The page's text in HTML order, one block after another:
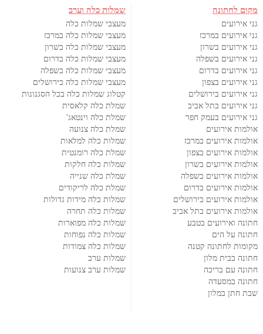
מקום לחתונה
גני אירועים
גני אירועים במרכז
גני אירועים בשרון
גני אירועים בשפלה
גני אירועים בדרום
גני אירועים בצפון
גני אירועים בירושלים
גני אירועים בתל אביב
גני אירועים בעמק חפר
אולמות אירועים
אולמות אירועים במרכז
אולמות אירועים בצפון
אולמות אירועים בשרון
אולמות אירועים בשפלה
אולמות אירועים בדרום
אולמות אירועים בירושלים
אולמות אירועים בתל אביב
חתונה ואירועים בטבע
חתונה על הים
מקומות לחתונה קטנה
חתונה בבית מלון
חתונה עם בריכה
חתונה במסעדה
שבת חתן במלון
שמלות כלה וערב
מעצבי שמלות כלה
מעצבי שמלות כלה במרכז
מעצבי שמלות כלה בשרון
מעצבי שמלות כלה בדרום
מעצבי שמלות כלה בשפלה
מעצבי שמלות כלה בירושלים
קטלוג שמלות כלה בכל הסגנונות
שמלת כלה קלאסית
שמלת כלה וינטאג'
שמלת כלה צנועה
שמלות כלה למלאות
שמלת כלה רומנטית
שמלות כלה חלקות
שמלת כלה שנייה
שמלת כלה לריקודים
שמלות כלה מידות גדולות
שמלות כלה תחרה
שמלות כלה מפוארות
שמלות כלה נפוחות
שמלות כלה צמודות
שמלות ערב
שמלות ערב צנועות